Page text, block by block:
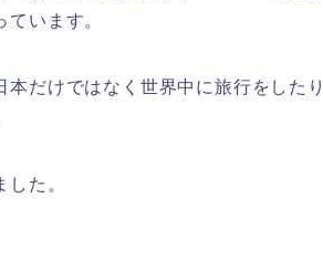
います。
だけではなく世界中に旅行をしたり
た。